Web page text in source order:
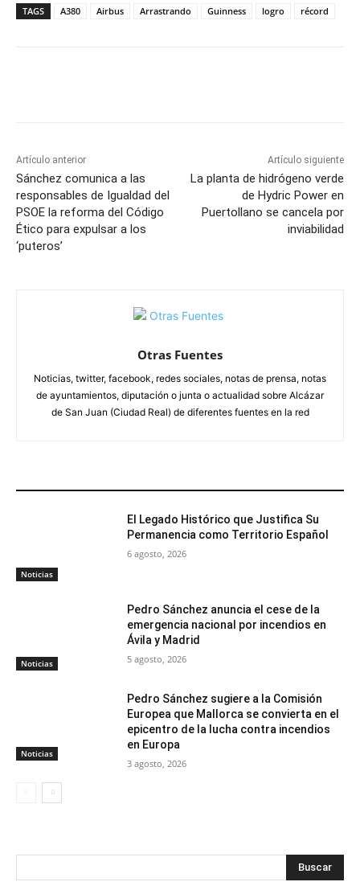
TAGS A380 Airbus Arrastrando Guinness logro récord
Artículo anterior
Sánchez comunica a las
responsables de Igualdad del
PSOE la reforma del Código
Ético para expulsar a los
‘puteros’
Artículo siguiente
La planta de hidrógeno verde
de Hydric Power en
Puertollano se cancela por
inviabilidad
Otras Fuentes
Noticias, twitter, facebook, redes sociales, notas de prensa, notas
de ayuntamientos, diputación o junta o actualidad sobre Alcázar
de San Juan (Ciudad Real) de diferentes fuentes en la red
Noticias
El Legado Histórico que Justifica Su
Permanencia como Territorio Español
6 agosto, 2026
Noticias
Pedro Sánchez anuncia el cese de la
emergencia nacional por incendios en
Ávila y Madrid
5 agosto, 2026
Noticias
Pedro Sánchez sugiere a la Comisión
Europea que Mallorca se convierta en el
epicentro de la lucha contra incendios
en Europa
3 agosto, 2026
Buscar